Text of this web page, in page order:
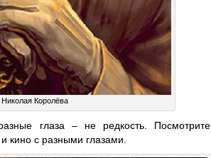
Королёва
глаза – не редкость. Посмотрите
кино с разными глазами.